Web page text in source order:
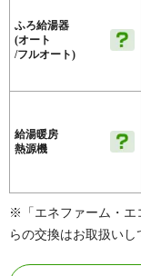
ふろ給湯器
(オート
/フルオート)
給湯暖房
熱源機
※「エネファーム・エ
らの交換はお取扱いし